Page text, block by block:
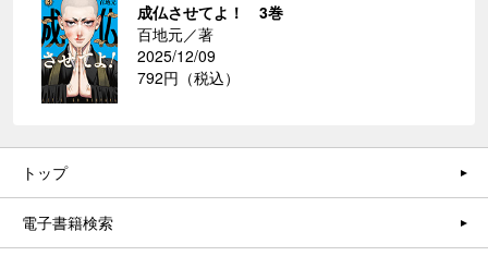
成仏させてよ！ 3巻
百地元／著
2025/12/09
792円（税込）
トップ
電子書籍検索